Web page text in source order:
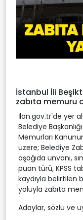
İstanbul İli
zabıta memuru
İlan.gov.tr'de yer
Belediye
Memurları
üzere; Belediye
aşağıda unvanı,
puan türü, KPSS
kaydıyla belirtilen
yoluyla zabıta
Adaylar, sözlü ve